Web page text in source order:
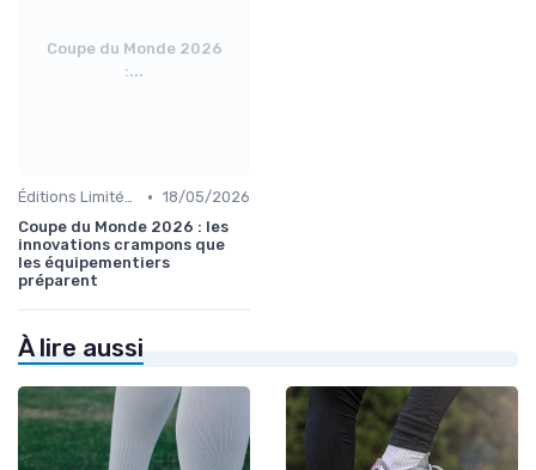
Coupe du Monde 2026
:...
Éditions Limitées et Collaborations • 18/05/2026
Coupe du Monde 2026 : les
innovations crampons que
les équipementiers
préparent
À lire aussi